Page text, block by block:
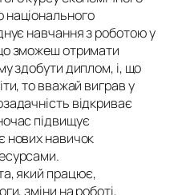
національного
навчання з роботою у
зможеш отримати
здобути диплом, і, що
то вважай виграв у
відкриває
підвищує
нових навичок
який працює,
зміни на роботі,